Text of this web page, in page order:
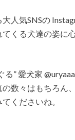
人気SNSの
くる犬達の姿に
” 愛犬家
数々はもちろん
くださいね。